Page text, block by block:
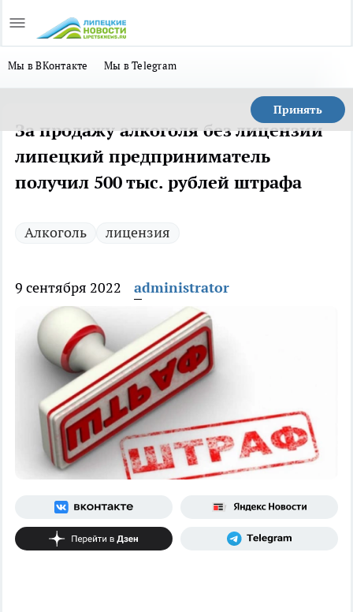
Мы в ВКонтакте Мы в Telegram
Принять
За продажу алкоголя без лицензии
липецкий предприниматель
получил 500 тыс. рублей штрафа
Алкоголь лицензия
9 сентября 2022 administrator